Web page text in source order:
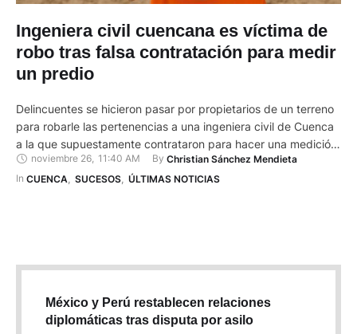
Ingeniera civil cuencana es víctima de
robo tras falsa contratación para medir
un predio
Delincuentes se hicieron pasar por propietarios de un terreno
para robarle las pertenencias a una ingeniera civil de Cuenca
a la que supuestamente contrataron para hacer una medición
del predio. Según el testimonio de la víctima, identificada
como Beatriz M., de 39 años, el último martes, cerca de las
noviembre 26, 11:40 AM By Christian Sánchez Mendieta
In CUENCA SUCESOS, ÚLTIMAS NOTICIAS
México y Perú restablecen relaciones
diplomáticas tras disputa por asilo